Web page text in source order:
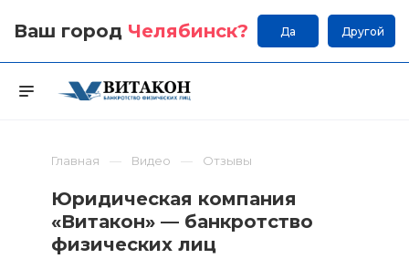
Ваш город Челябинск? Да Другой
Главная Видео Отзывы
Юридическая компания
«Витакон» — банкротство
физических лиц